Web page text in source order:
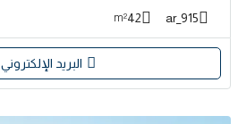
915_ar
42
m²
البريد الإلكتروني